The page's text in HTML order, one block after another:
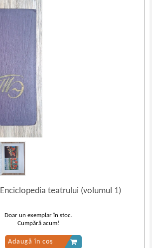
Enciclopedia teatrului (volumul 1)
Doar un exemplar în stoc.
Cumpără acum!
Adaugă în coș